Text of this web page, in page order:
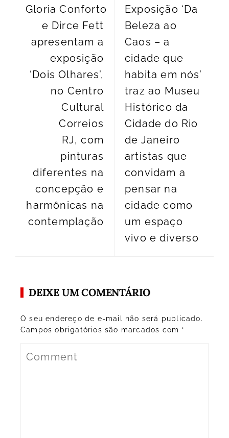
Gloria Conforto
e Dirce Fett
apresentam a
exposição
‘Dois Olhares’,
no Centro
Cultural
Correios
RJ, com
pinturas
diferentes na
concepção e
harmônicas na
contemplação
Exposição ‘Da
Beleza ao
Caos – a
cidade que
habita em nós’
traz ao Museu
Histórico da
Cidade do Rio
de Janeiro
artistas que
convidam a
pensar na
cidade como
um espaço
vivo e diverso
DEIXE UM COMENTÁRIO
O seu endereço de e-mail não será publicado.
Campos obrigatórios são marcados com *